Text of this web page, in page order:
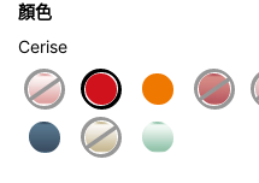
顏色
Cerise
selected